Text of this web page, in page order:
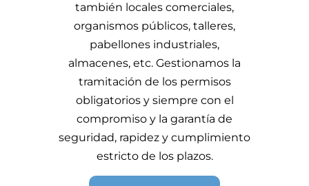
también locales comerciales,
organismos públicos, talleres,
pabellones industriales,
almacenes, etc. Gestionamos la
tramitación de los permisos
obligatorios y siempre con el
compromiso y la garantía de
seguridad, rapidez y cumplimiento
estricto de los plazos.